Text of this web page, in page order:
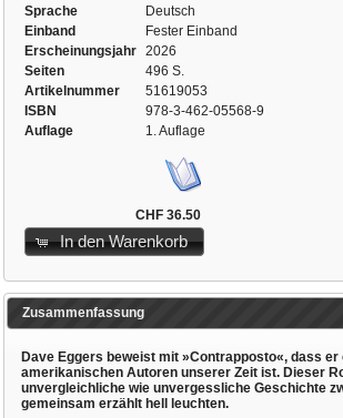
Sprache
Deutsch
Einband
Fester Einband
Erscheinungsjahr
2026
Seiten
496 S.
Artikelnummer
51619053
ISBN
978-3-462-05568-9
Auflage
1. Auflage
CHF 36.50
In den Warenkorb
Zusammenfassung
Dave Eggers beweist mit »Contrapposto«, dass
amerikanischen Autoren unserer Zeit ist. Dieser
unvergleichliche wie unvergessliche Geschichte
gemeinsam erzählt hell leuchten.